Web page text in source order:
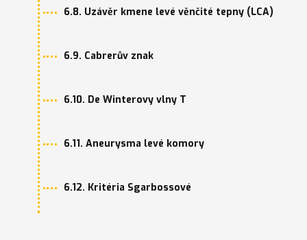
6.8. Uzávěr kmene levé věnčité tepny (LCA)
6.9. Cabrerův znak
6.10. De Winterovy vlny T
6.11. Aneurysma levé komory
6.12. Kritéria Sgarbossové